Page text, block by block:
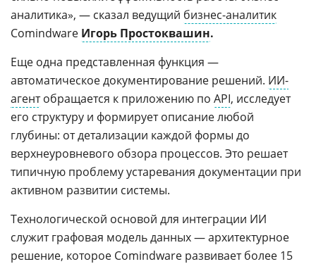
аналитика», — сказал ведущий бизнес-аналитик
Comindware Игорь Простоквашин.
Еще одна представленная функция —
автоматическое документирование решений. ИИ-
агентобращается к приложению по API, исследует
его структуру и формирует описание любой
глубины: от детализации каждой формы до
верхнеуровневого обзора процессов. Это решает
типичную проблему устаревания документации при
активном развитии системы.
Технологической основой для интеграции ИИ
служит графовая модель данных — архитектурное
решение, которое Comindware развивает более 15